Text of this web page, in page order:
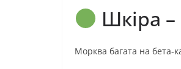
Шкіра
Морква багата на бета-